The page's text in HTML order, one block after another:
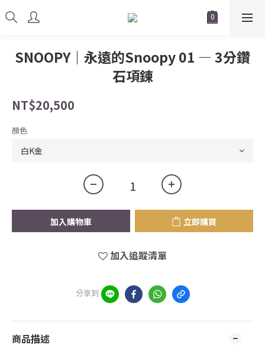
SNOOPY｜永遠的Snoopy 01 — 3分鑽
石項鍊
NT$20,500
顏色
加入購物車 立即購買
加入追蹤清單
分享到
商品描述